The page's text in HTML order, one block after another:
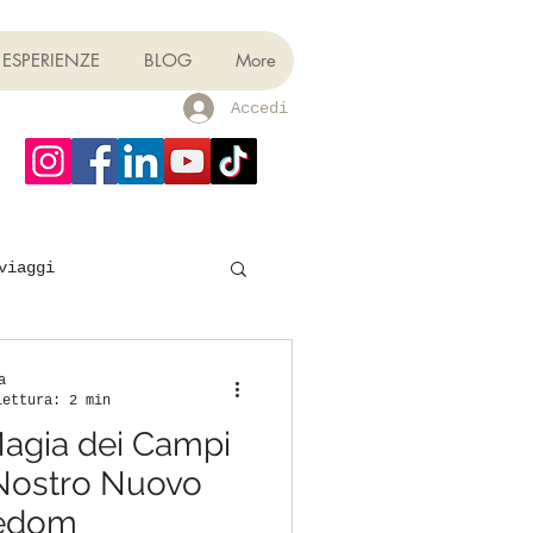
ESPERIENZE BLOG More
Accedi
dei Campi
Nuovo
2 min